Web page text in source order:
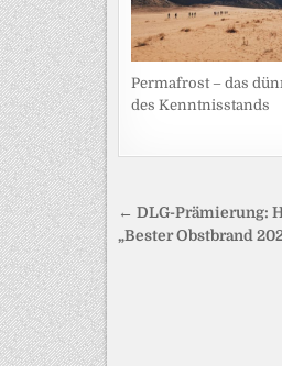
Permafrost – das
des Kenntnisstands
← DLG-Prämierung:
„Bester Obstbrand